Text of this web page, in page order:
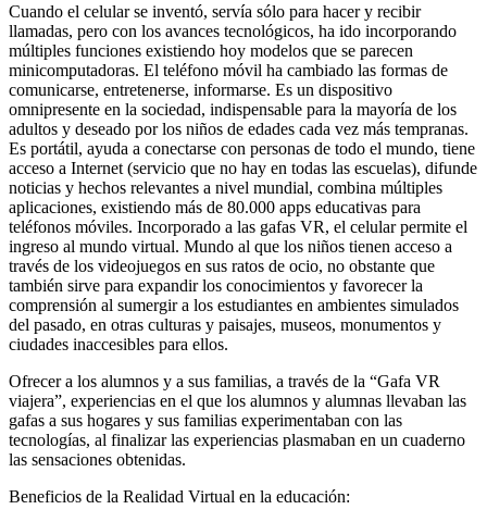
Cuando el celular se inventó, servía sólo para hacer y recibir
llamadas, pero con los avances tecnológicos, ha ido incorporando
múltiples funciones existiendo hoy modelos que se parecen
minicomputadoras. El teléfono móvil ha cambiado las formas de
comunicarse, entretenerse, informarse. Es un dispositivo
omnipresente en la sociedad, indispensable para la mayoría de los
adultos y deseado por los niños de edades cada vez más tempranas.
Es portátil, ayuda a conectarse con personas de todo el mundo, tiene
acceso a Internet (servicio que no hay en todas las escuelas), difunde
noticias y hechos relevantes a nivel mundial, combina múltiples
aplicaciones, existiendo más de 80.000 apps educativas para
teléfonos móviles. Incorporado a las gafas VR, el celular permite el
ingreso al mundo virtual. Mundo al que los niños tienen acceso a
través de los videojuegos en sus ratos de ocio, no obstante que
también sirve para expandir los conocimientos y favorecer la
comprensión al sumergir a los estudiantes en ambientes simulados
del pasado, en otras culturas y paisajes, museos, monumentos y
ciudades inaccesibles para ellos.
Ofrecer a los alumnos y a sus familias, a través de la “Gafa VR
viajera”, experiencias en el que los alumnos y alumnas llevaban las
gafas a sus hogares y sus familias experimentaban con las
tecnologías, al finalizar las experiencias plasmaban en un cuaderno
las sensaciones obtenidas.
Beneficios de la Realidad Virtual en la educación: